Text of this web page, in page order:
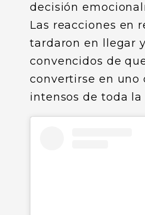
decisión
Las reacciones en
tardaron en llegar
convencidos de
convertirse en uno
intensos de toda la